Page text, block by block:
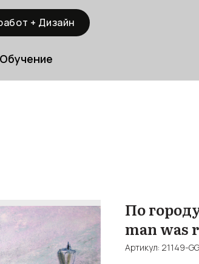
+ Дизайн
Обучение
По
man was
Артикул: 21149-